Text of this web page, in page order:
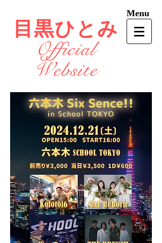
Menu
目黒ひとみ
Official
Website